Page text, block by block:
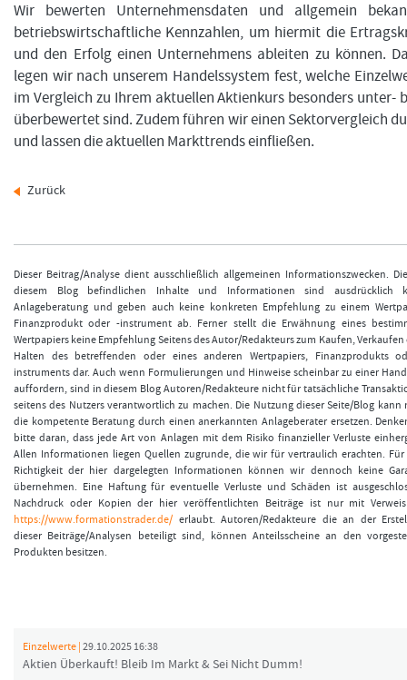
Wir bewerten Unternehmensdaten und allgemein
betriebswirtschaftliche Kennzahlen, um hiermit die
und den Erfolg einen Unternehmens ableiten zu können.
legen wir nach unserem Handelssystem fest, welche
im Vergleich zu Ihrem aktuellen Aktienkurs besonders unter-
überbewertet sind. Zudem führen wir einen Sektorvergleich
und lassen die aktuellen Markttrends einfließen.
Zurück
Dieser Beitrag/Analyse dient ausschließlich allgemeinen Informationszwecken.
diesem Blog befindlichen Inhalte und Informationen sind ausdrücklich
Anlageberatung und geben auch keine konkreten Empfehlung zu einem
Finanzprodukt oder -instrument ab. Ferner stellt die Erwähnung eines
Wertpapiers keine Empfehlung Seitens des Autor/Redakteurs zum Kaufen, Verkaufen
Halten des betreffenden oder eines anderen Wertpapiers, Finanzprodukts
instruments dar. Auch wenn Formulierungen und Hinweise scheinbar zu einer
auffordern, sind in diesem Blog Autoren/Redakteure nicht für tatsächliche
seitens des Nutzers verantwortlich zu machen. Die Nutzung dieser Seite/Blog kann
die kompetente Beratung durch einen anerkannten Anlageberater ersetzen.
bitte daran, dass jede Art von Anlagen mit dem Risiko finanzieller Verluste
Allen Informationen liegen Quellen zugrunde, die wir für vertraulich erachten. Für
Richtigkeit der hier dargelegten Informationen können wir dennoch keine
übernehmen. Eine Haftung für eventuelle Verluste und Schäden ist
Nachdruck oder Kopien der hier veröffentlichten Beiträge ist nur mit
https://www.formationstrader.de/ erlaubt. Autoren/Redakteure die an der
dieser Beiträge/Analysen beteiligt sind, können Anteilsscheine an den
Produkten besitzen.
Einzelwerte | 29.10.2025 16:38
Aktien Überkauft! Bleib Im Markt & Sei Nicht Dumm!